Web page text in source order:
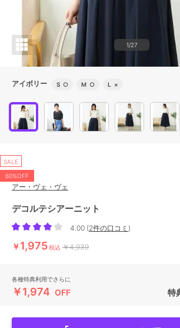
1/27
アイボリー S ○ M ○ L ×
SALE
60%OFF
アー・ヴェ・ヴェ
デコルテシアーニット
4.00 (2件の口コミ )
￥1,975税込 ￥4,939
各種特典利用でさらに
￥1,974 OFF 特